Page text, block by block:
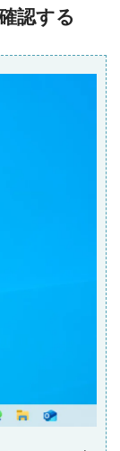
認する